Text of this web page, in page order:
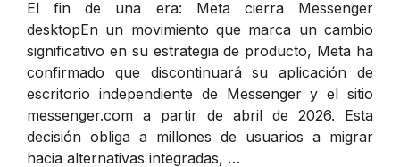
El fin de una era: Meta cierra Messenger
desktopEn un movimiento que marca un cambio
significativo en su estrategia de producto, Meta ha
confirmado que discontinuará su aplicación de
escritorio independiente de Messenger y el sitio
messenger.com a partir de abril de 2026. Esta
decisión obliga a millones de usuarios a migrar
hacia alternativas integradas, …